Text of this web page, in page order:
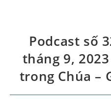
Podcast số
tháng 9,
trong Chúa –